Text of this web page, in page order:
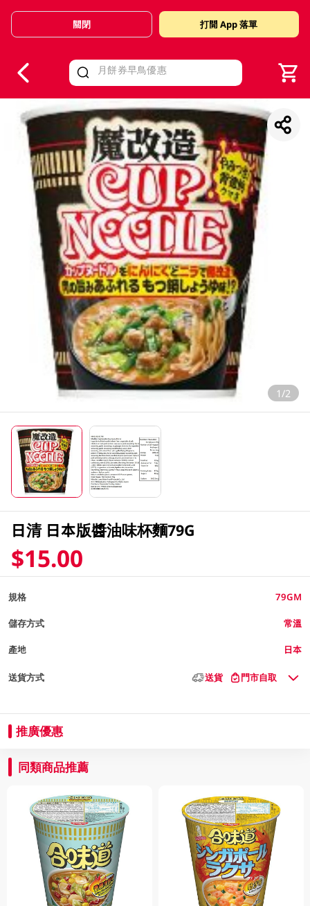
Valid Until 30 June 2026
關閉 打開 App 落單
1/2
日清 日本版醬油味杯麵79G
$15.00
規格 79GM
儲存方式 常溫
產地 日本
送貨方式 送貨 門市自取
推廣優惠
同類商品推薦